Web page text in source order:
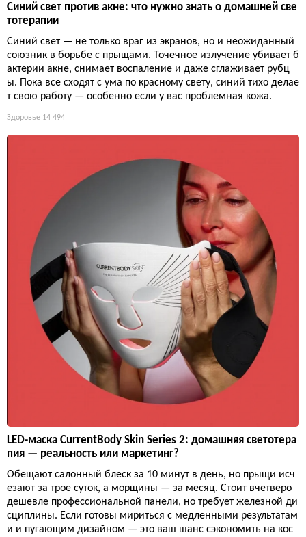
Синий свет против акне: что нужно знать о домашней све
тотерапии
Синий свет — не только враг из экранов, но и неожиданный
союзник в борьбе с прыщами. Точечное излучение убивает б
актерии акне, снимает воспаление и даже сглаживает рубц
ы. Пока все сходят с ума по красному свету, синий тихо делае
т свою работу — особенно если у вас проблемная кожа.
Здоровье 14 494
LED-маска CurrentBody Skin Series 2: домашняя светотера
пия — реальность или маркетинг?
Обещают салонный блеск за 10 минут в день, но прыщи исч
езают за трое суток, а морщины — за месяц. Стоит вчетверо
дешевле профессиональной панели, но требует железной ди
сциплины. Если готовы мириться с медленными результатам
и и пугающим дизайном — это ваш шанс сэкономить на кос